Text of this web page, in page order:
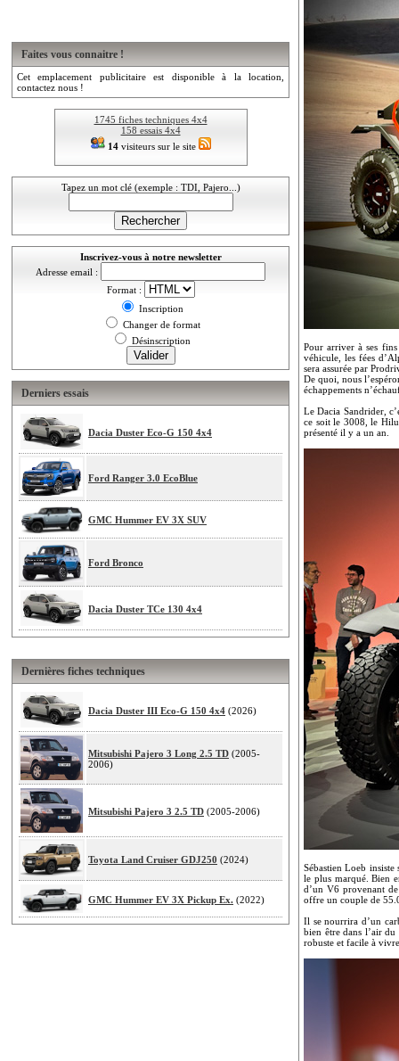
Faites vous connaitre !
Cet emplacement publicitaire est disponible à la location,
contactez nous !
1745 fiches techniques 4x4
158 essais 4x4
14visiteurs sur le site
Tapez un mot clé (exemple : TDI, Pajero...)
Inscrivez-vous à notre newsletter
Adresse email :
Format :
Inscription
Changer de format
Désinscription
Derniers essais
Dacia Duster Eco-G 150 4x4
Ford Ranger 3.0 EcoBlue
GMC Hummer EV 3X SUV
Ford Bronco
Dacia Duster TCe 130 4x4
Dernières fiches techniques
Dacia Duster III Eco-G 150 4x4 (2026)
Mitsubishi Pajero 3 Long 2.5 TD (2005-
2006)
Mitsubishi Pajero 3 2.5 TD (2005-2006)
Toyota Land Cruiser GDJ250 (2024)
GMC Hummer EV 3X Pickup Ex. (2022)
Pour arriver à ses
véhicule, les fées
sera assurée par
De quoi, nous
échappements
Le Dacia Sandrider,
ce soit le 3008, le
présenté il y a un an.
Sébastien Loeb
le plus marqué. Bien
d’un V6 provenant
offre un couple de
Il se nourrira d’un
bien être dans l’air
robuste et facile à